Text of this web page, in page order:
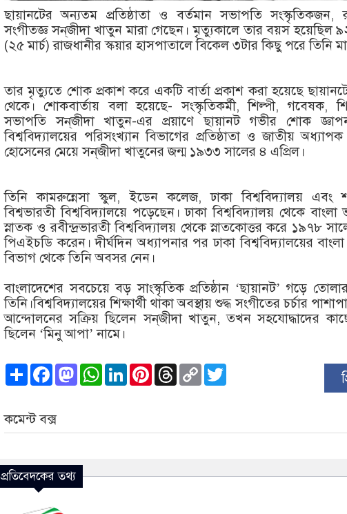
ছায়ানটের অন্যতম প্রতিষ্ঠাতা ও বর্তমান সভাপতি সংস্কৃতিকজন,
সংগীতজ্ঞ সন্‌জীদা খাতুন মারা গেছেন। মৃত্যুকালে তার বয়স হয়েছিল
(২৫ মার্চ) রাজধানীর স্কয়ার হাসপাতালে বিকেল ৩টার কিছু পরে তিনি
তার মৃত্যুতে শোক প্রকাশ করে একটি বার্তা প্রকাশ করা হয়েছে
থেকে। শোকবার্তায় বলা হয়েছে- সংস্কৃতিকর্মী, শিল্পী, গবেষক,
সভাপতি সন্‌জীদা খাতুন-এর প্রয়াণে ছায়ানট গভীর শোক
বিশ্ববিদ্যালয়ের পরিসংখ্যান বিভাগের প্রতিষ্ঠাতা ও জাতীয়
হোসেনের মেয়ে সন্‌জীদা খাতুনের জন্ম ১৯৩৩ সালের ৪ এপ্রিল।
তিনি কামরুন্নেসা স্কুল, ইডেন কলেজ, ঢাকা বিশ্ববিদ্যালয় এবং
বিশ্বভারতী বিশ্ববিদ্যালয়ে পড়েছেন। ঢাকা বিশ্ববিদ্যালয় থেকে
স্নাতক ও রবীন্দ্রভারতী বিশ্ববিদ্যালয় থেকে স্নাতকোত্তর করে ১৯৭৮
পিএইচডি করেন। দীর্ঘদিন অধ্যাপনার পর ঢাকা বিশ্ববিদ্যালয়ের
বিভাগ থেকে তিনি অবসর নেন।
বাংলাদেশের সবচেয়ে বড় সাংস্কৃতিক প্রতিষ্ঠান ‘ছায়ানট’ গড়ে
তিনি।বিশ্ববিদ্যালয়ের শিক্ষার্থী থাকা অবস্থায় শুদ্ধ সংগীতের চর্চার
আন্দোলনের সক্রিয় ছিলেন সন্‌জীদা খাতুন, তখন সহযোদ্ধাদের
ছিলেন ‘মিনু আপা’ নামে।
ShareFacebook
Mastodon
WhatsApp
LinkedInPinterest
Threads
Copy
Link
কমেন্ট বক্স
প্রতিবেদকের তথ্য